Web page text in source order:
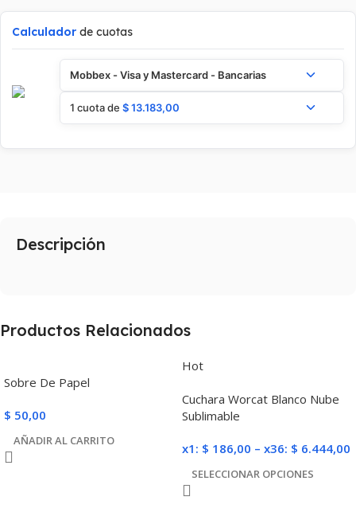
Calculador de cuotas
Mobbex - Visa y Mastercard - Bancarias
1 cuota de $13.183,00
Descripción
Productos Relacionados
Sobre De Papel
$ 50,00
AÑADIR AL CARRITO
Hot
Cuchara Worcat Blanco Nube
Sublimable
x1: $ 186,00 – x36: $ 6.444,00
SELECCIONAR OPCIONES